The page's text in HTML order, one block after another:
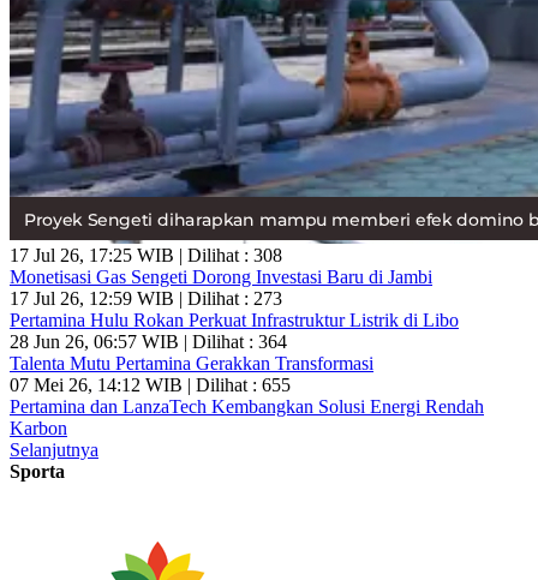
17 Jul 26, 17:25 WIB | Dilihat : 308
Monetisasi Gas Sengeti Dorong Investasi Baru di Jambi
17 Jul 26, 12:59 WIB | Dilihat : 273
Pertamina Hulu Rokan Perkuat Infrastruktur Listrik di Libo
28 Jun 26, 06:57 WIB | Dilihat : 364
Talenta Mutu Pertamina Gerakkan Transformasi
07 Mei 26, 14:12 WIB | Dilihat : 655
Pertamina dan LanzaTech Kembangkan Solusi Energi Rendah
Karbon
Selanjutnya
Sporta